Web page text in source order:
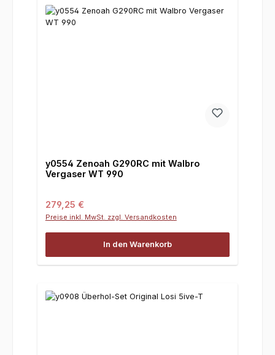
y0554 Zenoah G290RC mit Walbro
Vergaser WT 990
Regulärer Preis:
279,25 €
Preise inkl. MwSt. zzgl. Versandkosten
In den Warenkorb